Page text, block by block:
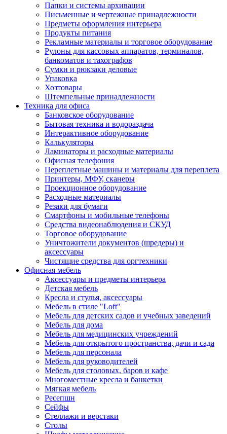
Папки и системы архивации
Письменные и чертежные принадлежности
Предметы оформления интерьера
Продукты питания
Рекламные материалы и торговое оборудование
Рулоны для кассовых аппаратов, терминалов,
банкоматов и тахографов
Сумки и рюкзаки деловые
Упаковка
Хозтовары
Штемпельные принадлежности
Техника для офиса
Банковское оборудование
Бытовая техника и водораздача
Интерактивное оборудование
Калькуляторы
Ламинаторы и расходные материалы
Офисная телефония
Переплетные машины и материалы для переплета
Принтеры, МФУ, сканеры
Проекционное оборудование
Расходные материалы
Резаки для бумаги
Смартфоны и мобильные телефоны
Средства видеонаблюдения и СКУД
Торговое оборудование
Уничтожители документов (шредеры) и
аксессуары
Чистящие средства для оргтехники
Офисная мебель
Аксессуары и предметы интерьера
Детская мебель
Кресла и стулья, аксессуары
Мебель в стиле "Loft"
Мебель для детских садов и учебных заведений
Мебель для дома
Мебель для медицинских учреждений
Мебель для открытого пространства, дачи и сада
Мебель для персонала
Мебель для руководителей
Мебель для столовых, баров и кафе
Многоместные кресла и банкетки
Мягкая мебель
Ресепшн
Сейфы
Стеллажи и верстаки
Столы